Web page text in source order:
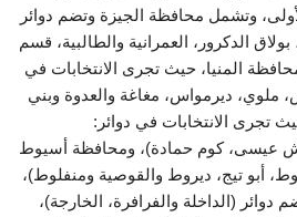
وتشمل محافظة الجيزة وتضم دوائر
الدكرور، العمرانية والطالبية، قسم
ومحافظة المنيا، حيث تجرى الانتخابات في
ملوي، ديرمواس، مغاغة والعدوة وبني
تجرى الانتخابات في دوائر:
عيسى، كوم حمادة)، ومحافظة أسيوط
أبو تيج، ديروط والقوصية ومنفلوط)،
دوائر (الداخلة والفرافرة، الخارجة)،